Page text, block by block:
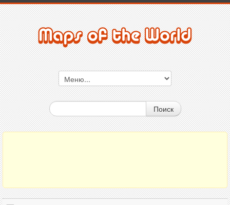
Поиск